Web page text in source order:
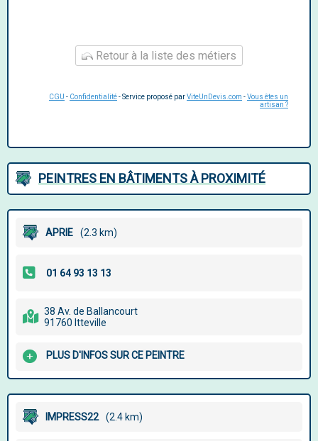
Retour à la liste des métiers
CGU - Confidentialité- Service proposé parViteUnDevis.com -Vous êtes un
artisan ?
PEINTRES EN BÂTIMENTS À PROXIMITÉ
APRIE (2.3 km)
38 Av. de Ballancourt
91760 Itteville
PLUS D'INFOS SUR CE PEINTRE
IMPRESS22 (2.4 km)